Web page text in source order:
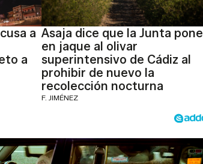
a
a
Asaja dice que la Junta pone
en jaque al olivar
superintensivo de Cádiz al
prohibir de nuevo la
recolección nocturna
F. JIMÉNEZ